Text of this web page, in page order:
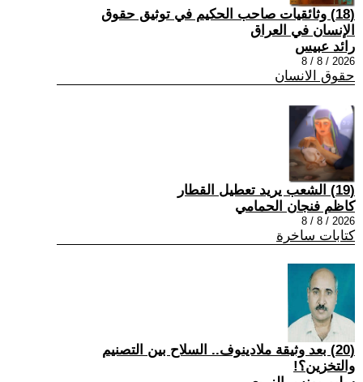
(18) وثائقيات صاحب الحكيم في توثيق حقوق
الإنسان في العراق
رائد عبيس
2026 / 8 / 8
حقوق الانسان
(19) الشعب يريد تعطيل القطار
كاظم فنجان الحمامي
2026 / 8 / 8
كتابات ساخرة
(20) بعد وثيقة ملادينوف.. السلاح بين التصنيم
والتخزين؟!